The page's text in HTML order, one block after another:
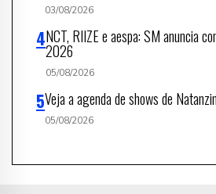
03/08/2026
NCT, RIIZE e aespa: SM anuncia
2026
05/08/2026
Veja a agenda de shows de
05/08/2026